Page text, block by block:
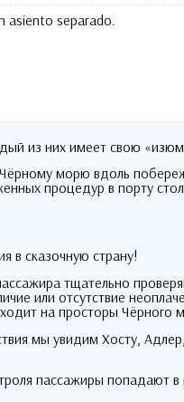
asiento separado.
из них имеет свою
морю вдоль
процедур в порту
в сказочную страну!
тщательно
или отсутствие
на просторы Чёрного
мы увидим Хосту Адлер
пассажиры попадают в